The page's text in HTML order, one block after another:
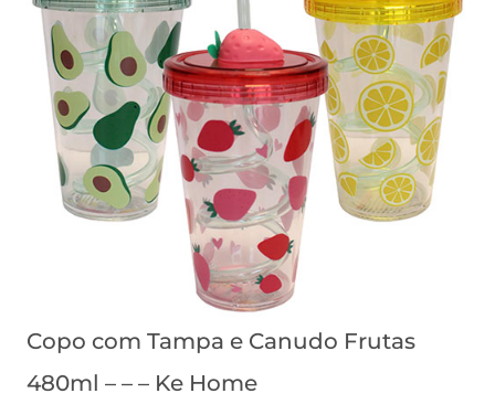
Copo com Tampa e Canudo Frutas
480ml – – – Ke Home